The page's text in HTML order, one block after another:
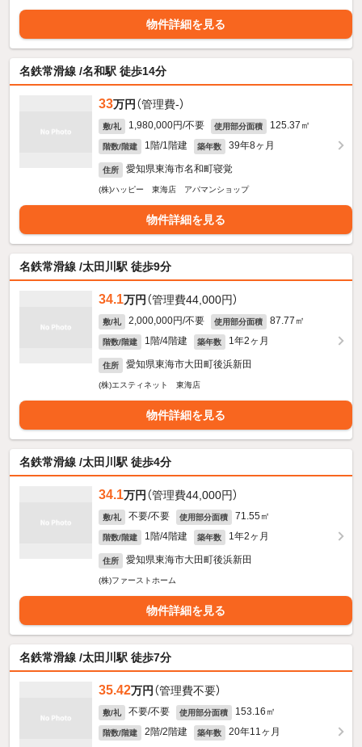
物件詳細を見る
名鉄常滑線 /名和駅 徒歩14分
33万円 （管理費-）
敷/礼 1,980,000円/不要 使用部分面積 125.37㎡
階数/階建 1階/1階建 築年数 39年8ヶ月
住所 愛知県東海市名和町寝覚
(株)ハッピー 東海店 アパマンショップ
物件詳細を見る
名鉄常滑線 /太田川駅 徒歩9分
34.1万円 （管理費44,000円）
敷/礼 2,000,000円/不要 使用部分面積 87.77㎡
階数/階建 1階/4階建 築年数 1年2ヶ月
住所 愛知県東海市大田町後浜新田
(株)エスティネット 東海店
物件詳細を見る
名鉄常滑線 /太田川駅 徒歩4分
34.1万円 （管理費44,000円）
敷/礼 不要/不要 使用部分面積 71.55㎡
階数/階建 1階/4階建 築年数 1年2ヶ月
住所 愛知県東海市大田町後浜新田
(株)ファーストホーム
物件詳細を見る
名鉄常滑線 /太田川駅 徒歩7分
35.42万円 （管理費不要）
敷/礼 不要/不要 使用部分面積 153.16㎡
階数/階建 2階/2階建 築年数 20年11ヶ月